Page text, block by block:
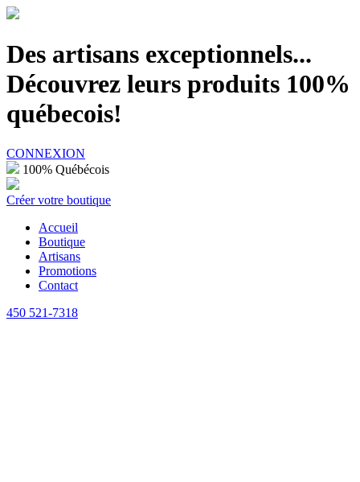
Des artisans exceptionnels...
Découvrez leurs produits 100%
québecois!
CONNEXION
100% Québécois
Créer votre boutique
Accueil
Boutique
Artisans
Promotions
Contact
450 521-7318